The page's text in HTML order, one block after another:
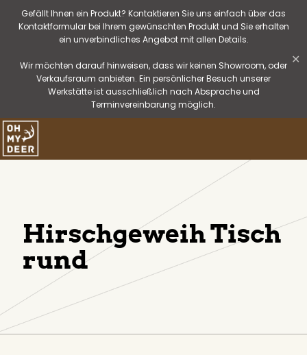
Gefällt Ihnen ein Produkt? Kontaktieren Sie uns einfach über das
Kontaktformular bei Ihrem gewünschten Produkt und Sie erhalten
ein unverbindliches Angebot mit allen Details.
Wir möchten darauf hinweisen, dass wir keinen Showroom, oder
Verkaufsraum anbieten. Ein persönlicher Besuch unserer
Werkstätte ist ausschließlich nach Absprache und
Terminvereinbarung möglich.
✕
Hirschgeweih Tisch
rund